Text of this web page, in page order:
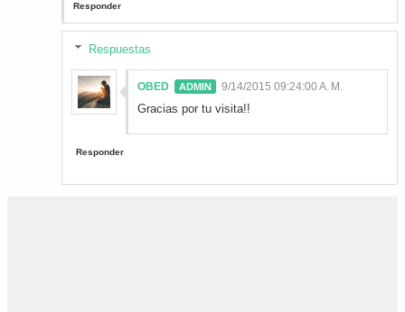
Responder
Respuestas
OBED 9/14/2015 09:24:00 A. M.
Gracias por tu visita!!
Responder